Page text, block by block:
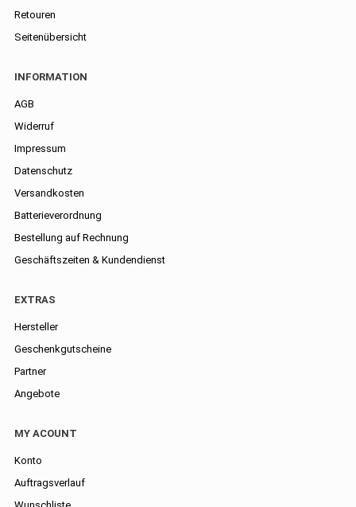
Retouren
Seitenübersicht
INFORMATION
AGB
Widerruf
Impressum
Datenschutz
Versandkosten
Batterieverordnung
Bestellung auf Rechnung
Geschäftszeiten & Kundendienst
EXTRAS
Hersteller
Geschenkgutscheine
Partner
Angebote
MY ACOUNT
Konto
Auftragsverlauf